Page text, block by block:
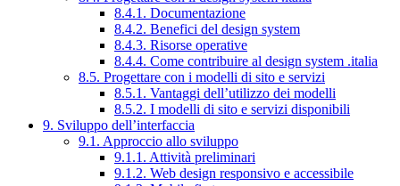
8.4.1. Documentazione
8.4.2. Benefici del design system
8.4.3. Risorse operative
8.4.4. Come contribuire al design system .italia
8.5. Progettare con i modelli di sito e servizi
8.5.1. Vantaggi dell’utilizzo dei modelli
8.5.2. I modelli di sito e servizi disponibili
9. Sviluppo dell’interfaccia
9.1. Approccio allo sviluppo
9.1.1. Attività preliminari
9.1.2. Web design responsivo e accessibile